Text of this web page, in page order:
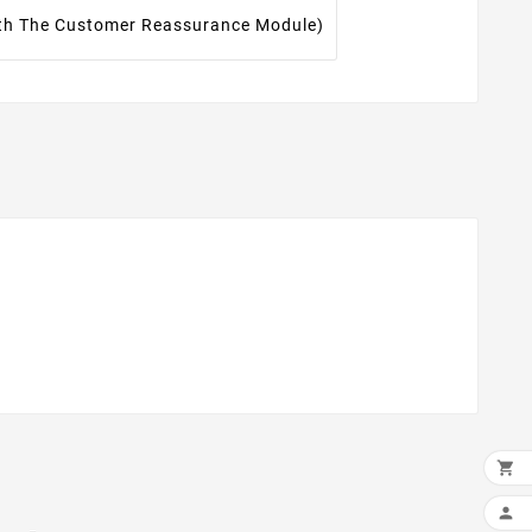
The Customer Reassurance Module)

